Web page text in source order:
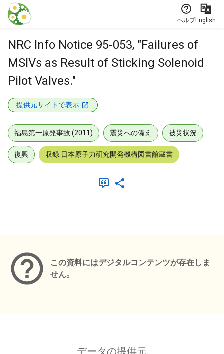
本文に飛ぶ
ヘルプEnglish
NRC Info Notice 95-053, "Failures of
MSIVs as Result of Sticking Solenoid
Pilot Valves."
提供元サイトで表示
福島第一原発事故 (2011) 震災への備え 被災状況
復興 収録:日本原子力研究開発機構図書館蔵書
この資料にはデジタルコンテンツが存在しま
せん。
データの提供元